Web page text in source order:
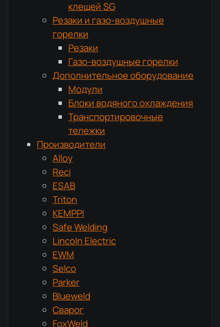
клещей SG
Резаки и газо-воздушные
горелки
Резаки
Газо-воздушные горелки
Дополнительное оборудование
Модули
Блоки водяного охлаждения
Транспортировочные
тележки
Производители
Alloy
Reci
ESAB
Triton
KEMPPI
Safe Welding
Lincoln Electric
EWM
Selco
Parker
Blueweld
Сварог
FoxWeld